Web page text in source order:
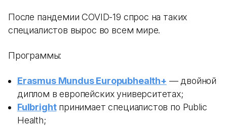
После пандемии COVID-19 спрос на таких
специалистов вырос во всем мире.
Программы:
Erasmus Mundus Europubhealth+ — двойной
диплом в европейских университетах;
Fulbrightпринимает специалистов по Public
Health;